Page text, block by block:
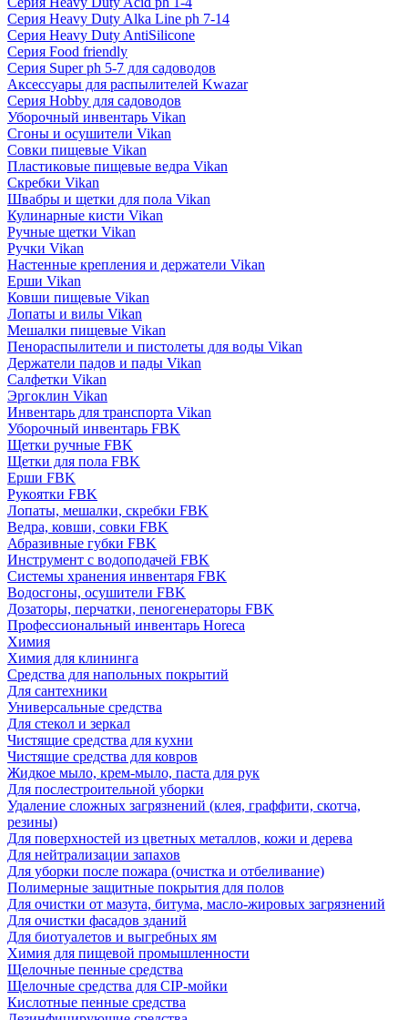
Серия Heavy Duty Alka Line ph 7-14
Серия Heavy Duty AntiSilicone
Серия Food friendly
Серия Super ph 5-7 для садоводов
Аксессуары для распылителей Kwazar
Серия Hobby для садоводов
Уборочный инвентарь Vikan
Сгоны и осушители Vikan
Совки пищевые Vikan
Пластиковые пищевые ведра Vikan
Скребки Vikan
Швабры и щетки для пола Vikan
Кулинарные кисти Vikan
Ручные щетки Vikan
Ручки Vikan
Настенные крепления и держатели Vikan
Ерши Vikan
Ковши пищевые Vikan
Лопаты и вилы Vikan
Мешалки пищевые Vikan
Пенораспылители и пистолеты для воды Vikan
Держатели падов и пады Vikan
Салфетки Vikan
Эргоклин Vikan
Инвентарь для транспорта Vikan
Уборочный инвентарь FBK
Щетки ручные FBK
Щетки для пола FBK
Ерши FBK
Рукоятки FBK
Лопаты, мешалки, скребки FBK
Ведра, ковши, совки FBK
Абразивные губки FBK
Инструмент с водоподачей FBK
Системы хранения инвентаря FBK
Водосгоны, осушители FBK
Дозаторы, перчатки, пеногенераторы FBK
Профессиональный инвентарь Horeca
Химия
Химия для клининга
Средства для напольных покрытий
Для сантехники
Универсальные средства
Для стекол и зеркал
Чистящие средства для кухни
Чистящие средства для ковров
Жидкое мыло, крем-мыло, паста для рук
Для послестроительной уборки
Удаление сложных загрязнений (клея, граффити, скотча,
резины)
Для поверхностей из цветных металлов, кожи и дерева
Для нейтрализации запахов
Для уборки после пожара (очистка и отбеливание)
Полимерные защитные покрытия для полов
Для очистки от мазута, битума, масло-жировых загрязнений
Для очистки фасадов зданий
Для биотуалетов и выгребных ям
Химия для пищевой промышленности
Щелочные пенные средства
Щелочные средства для CIP-мойки
Кислотные пенные средства